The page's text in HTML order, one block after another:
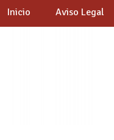
Inicio Aviso Legal